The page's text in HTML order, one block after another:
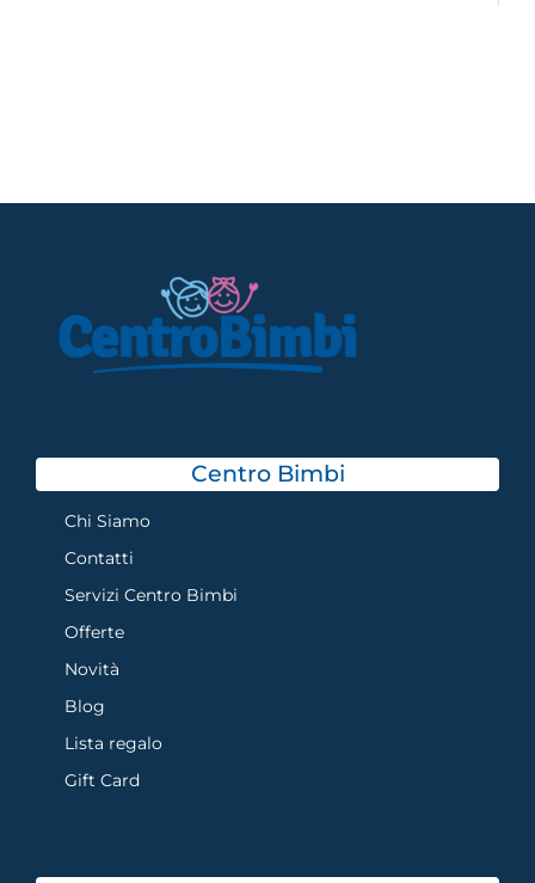
Centro Bimbi
Chi Siamo
Contatti
Servizi Centro Bimbi
Offerte
Novità
Blog
Lista regalo
Gift Card